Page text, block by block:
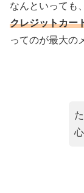
なんといっても、
クレジットカー
ってのが最大の